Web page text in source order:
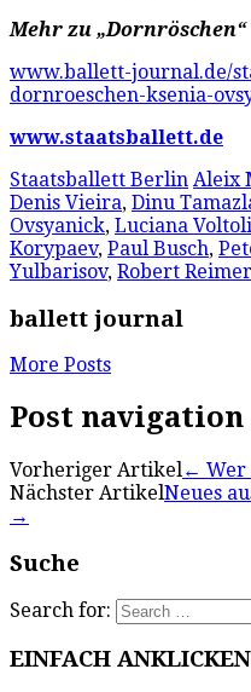
Mehr zu
www.ballett-journal.de/
dornroeschen-ksenia-
www.staatsballett.de
Staatsballett Berlin Aleix
Denis Vieira, Dinu
Ovsyanick, Luciana
Korypaev, Paul Busch,
Yulbarisov, Robert Reimer
ballett journal
More Posts
Post navigation
Vorheriger Artikel← Wer
Nächster ArtikelNeues
→
Suche
Search for:
EINFACH